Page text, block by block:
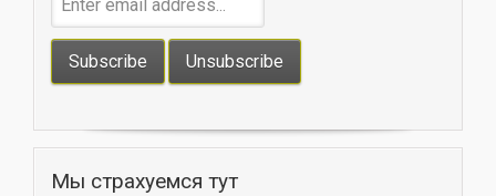
Мы страхуемся тут